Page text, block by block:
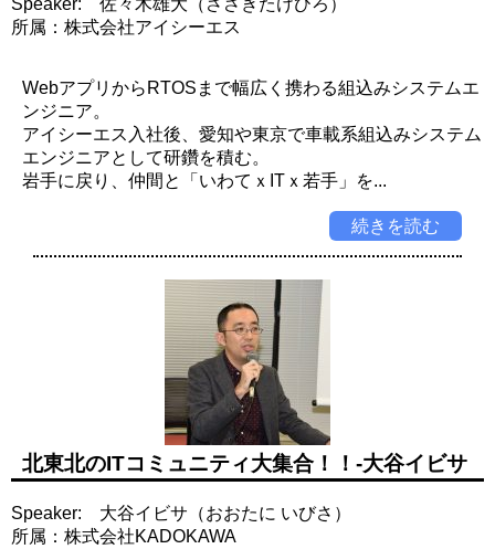
Speaker: 佐々木雄大（ささきたけひろ）
所属：株式会社アイシーエス
WebアプリからRTOSまで幅広く携わる組込みシステムエ
ンジニア。
アイシーエス入社後、愛知や東京で車載系組込みシステム
エンジニアとして研鑽を積む。
岩手に戻り、仲間と「いわてｘITｘ若手」を...
続きを読む
北東北のITコミュニティ大集合！！-大谷イビサ
Speaker: 大谷イビサ（おおたに いびさ）
所属：株式会社KADOKAWA